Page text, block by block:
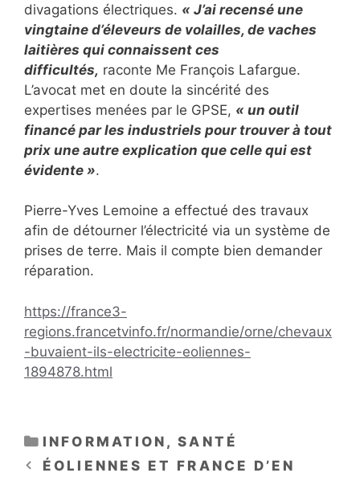
divagations électriques. « J’ai recensé une
vingtaine d’éleveurs de volailles, de vaches
laitières qui connaissent ces
difficultés, raconte Me François Lafargue.
L’avocat met en doute la sincérité des
expertises menées par le GPSE, « un outil
financé par les industriels pour trouver à tout
prix une autre explication que celle qui est
évidente ».
Pierre-Yves Lemoine a effectué des travaux
afin de détourner l’électricité via un système de
prises de terre. Mais il compte bien demander
réparation.
https://france3-
regions.francetvinfo.fr/normandie/orne/chevaux
-buvaient-ils-electricite-eoliennes-
1894878.html
CATÉGORIES
INFORMATION ,SANTÉ
ÉOLIENNES ET FRANCE D’EN